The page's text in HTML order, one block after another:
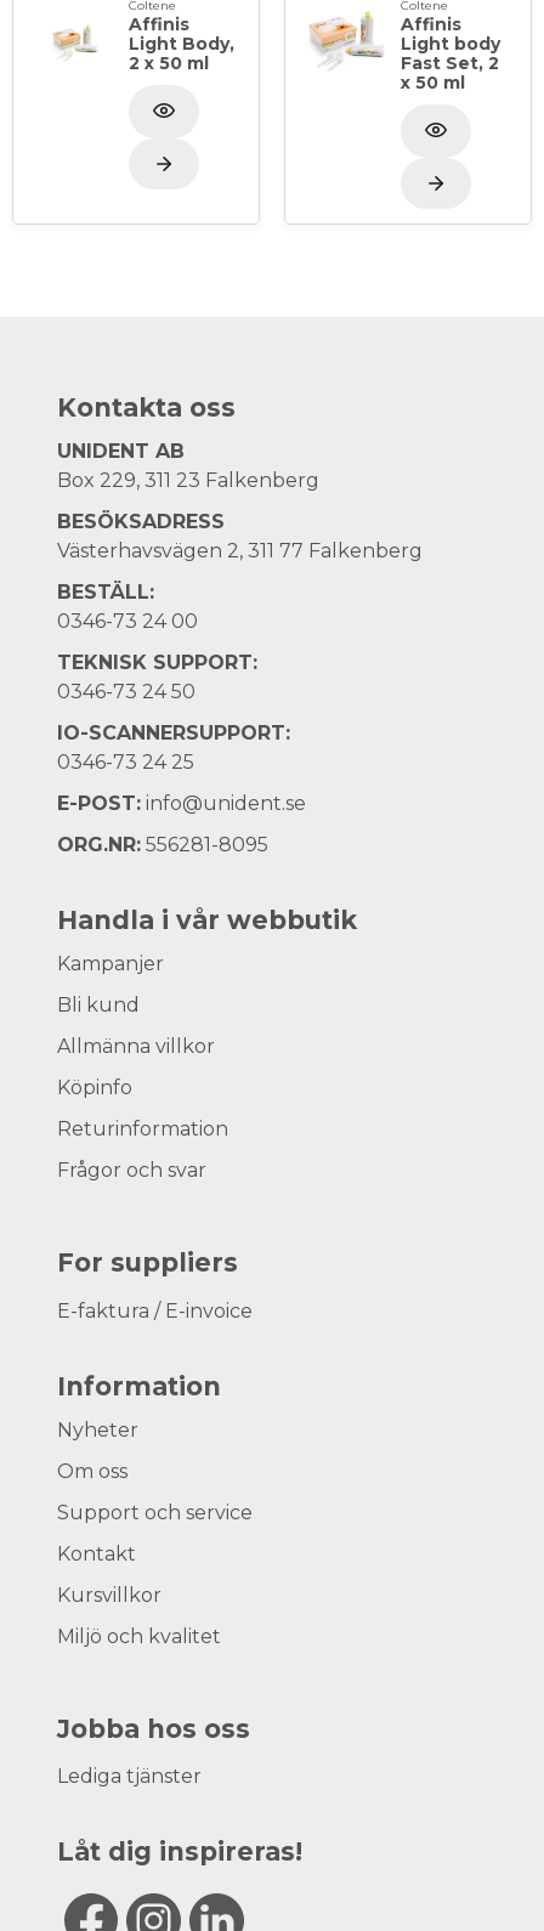
Coltene
Affinis
Light Body,
2 x 50 ml
Coltene
Affinis
Light body
Fast Set, 2
x 50 ml
Kontakta oss
UNIDENT AB
Box 229, 311 23 Falkenberg
BESÖKSADRESS
Västerhavsvägen 2, 311 77 Falkenberg
BESTÄLL:
0346-73 24 00
TEKNISK SUPPORT:
0346-73 24 50
IO-SCANNERSUPPORT:
0346-73 24 25
E-POST: info@unident.se
ORG.NR: 556281-8095
Handla i vår webbutik
Kampanjer
Bli kund
Allmänna villkor
Köpinfo
Returinformation
Frågor och svar
For suppliers
E-faktura / E-invoice
Information
Nyheter
Om oss
Support och service
Kontakt
Kursvillkor
Miljö och kvalitet
Jobba hos oss
Lediga tjänster
Låt dig inspireras!